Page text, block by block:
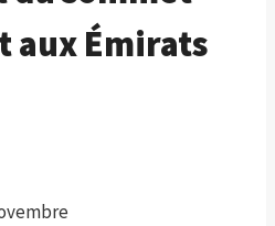
aux Émirats